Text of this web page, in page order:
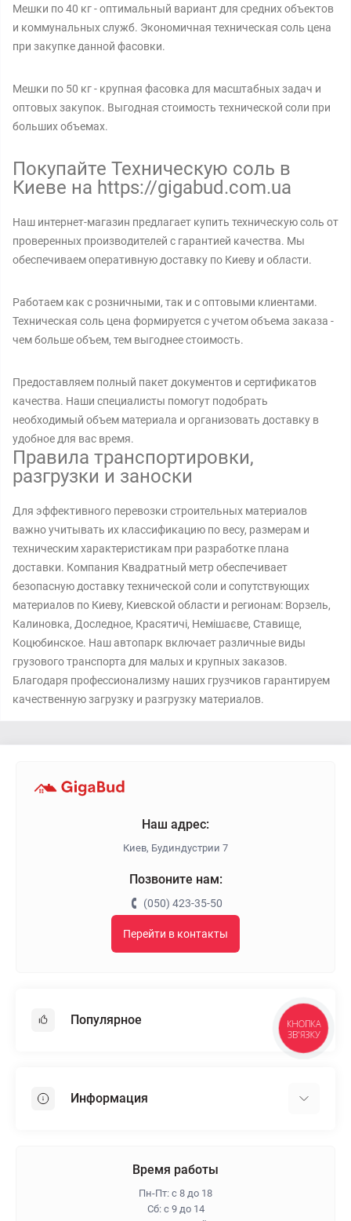
Мешки по 40 кг - оптимальный вариант для средних объектов
и коммунальных служб. Экономичная техническая соль цена
при закупке данной фасовки.
Мешки по 50 кг - крупная фасовка для масштабных задач и
оптовых закупок. Выгодная стоимость технической соли при
больших объемах.
Покупайте Техническую соль в
Киеве на https://gigabud.com.ua
Наш интернет-магазин предлагает купить техническую соль от
проверенных производителей с гарантией качества. Мы
обеспечиваем оперативную доставку по Киеву и области.
Работаем как с розничными, так и с оптовыми клиентами.
Техническая соль цена формируется с учетом объема заказа -
чем больше объем, тем выгоднее стоимость.
Предоставляем полный пакет документов и сертификатов
качества. Наши специалисты помогут подобрать
необходимый объем материала и организовать доставку в
удобное для вас время.
Правила транспортировки,
разгрузки и заноски
Для эффективного перевозки строительных материалов
важно учитывать их классификацию по весу, размерам и
техническим характеристикам при разработке плана
доставки. Компания Квадратный метр обеспечивает
безопасную доставку технической соли и сопутствующих
материалов по Киеву, Киевской области и регионам: Ворзель,
Калиновка, Доследное, Красятичі, Немішаєве, Ставище,
Коцюбинское. Наш автопарк включает различные виды
грузового транспорта для малых и крупных заказов.
Благодаря профессионализму наших грузчиков гарантируем
качественную загрузку и разгрузку материалов.
Наш адрес:
Киев, Будиндустрии 7
Позвоните нам:
(050) 423-35-50
Перейти в контакты
Популярное
Пенопласт
Информация
Время работы
Пн-Пт: с 8 до 18
Сб: с 9 до 14
КНОПКА
ЗВ'ЯЗКУ